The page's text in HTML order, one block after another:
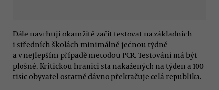
Dále navrhují okamžitě začít testovat na základních
i středních školách minimálně jednou týdně
a v nejlepším případě metodou PCR. Testování má být
plošné. Kritickou hranici sta nakažených na týden a 100
tisíc obyvatel ostatně dávno překračuje celá republika.